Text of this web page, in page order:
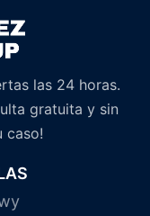
las 24 horas.
gratuita y sin
caso!